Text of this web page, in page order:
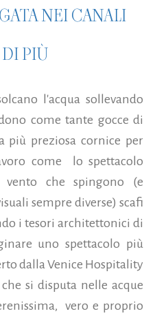
NEI CANALI
DI PIÙ
l'acqua sollevando
come tante gocce di
più preziosa cornice per
come lo spettacolo
che spingono (e
sempre diverse) scafi
i tesori architettonici di
uno spettacolo più
dalla Venice Hospitality
si disputa nelle acque
vero e proprio